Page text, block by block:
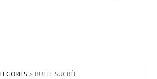
> BULLE SUCRÉE